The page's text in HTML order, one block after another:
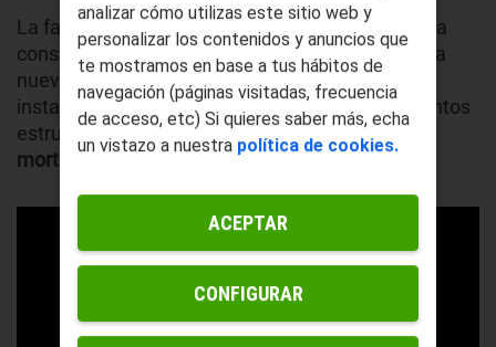
La fachada SATE es válida tanto para edificios ya
construidos con algunos años encima como para
nuevas construcciones. Es así porque para su
instalación no es necesario modificar los elementos
estructurales de la vivienda;basta con aplicar
mortero sin necesidad de perfilería
analizar cómo utilizas este sitio web y
personalizar los contenidos y anuncios que
te mostramos en base a tus hábitos de
navegación (páginas visitadas, frecuencia
de acceso, etc) Si quieres saber más, echa
un vistazo a nuestra política de cookies.
CONFIGURAR
ACEPTAR